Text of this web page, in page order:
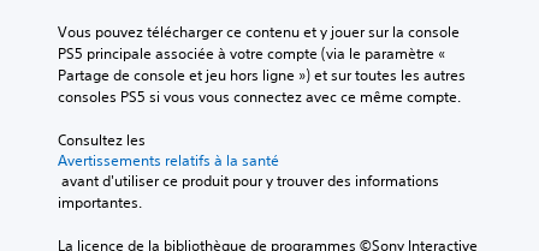
Vous pouvez télécharger ce contenu et y jouer sur la console
PS5 principale associée à votre compte (via le paramètre «
Partage de console et jeu hors ligne ») et sur toutes les autres
consoles PS5 si vous vous connectez avec ce même compte.
Consultez les
Avertissements relatifs à la santé
importantes.
La licence de la bibliothèque de programmes ©Sony Interactive